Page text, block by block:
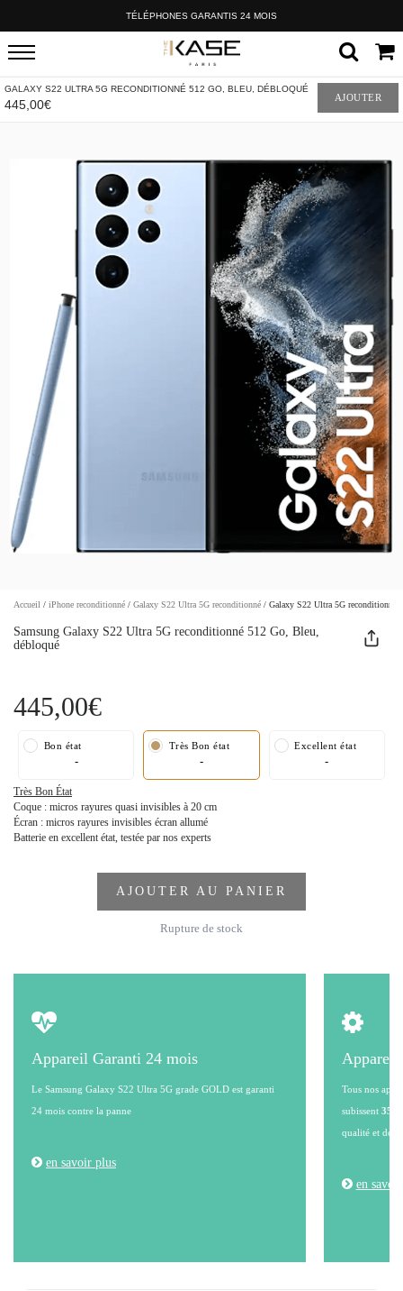
TÉLÉPHONES GARANTIS 24 MOIS
GALAXY S22 ULTRA 5G RECONDITIONNÉ 512 GO, BLEU, DÉBLOQUÉ
445,00€ AJOUTER
Accueil / iPhone reconditionné / Galaxy S22 Ultra 5G reconditionné / Galaxy S22 Ultra 5G reconditionné
Samsung Galaxy S22 Ultra 5G reconditionné 512 Go, Bleu,
débloqué
445,00€
Bon état
-
Très Bon état
-
Excellent état
-
Très Bon État
Coque : micros rayures quasi invisibles à 20 cm
Écran : micros rayures invisibles écran allumé
Batterie en excellent état, testée par nos experts
AJOUTER AU PANIER
Rupture de stock
Appareil Garanti 24 mois
Le Samsung Galaxy S22 Ultra 5G grade GOLD est garanti
24 mois contre la panne
en savoir plus
Appareil
Tous nos
subissent 35
qualité et de
en